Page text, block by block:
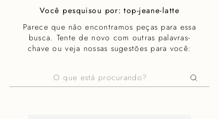
top-jeane-latte
Parece que não encontramos peças para essa
busca. Tente de novo com outras palavras-
chave ou veja nossas sugestões para você:
O que está procurando?